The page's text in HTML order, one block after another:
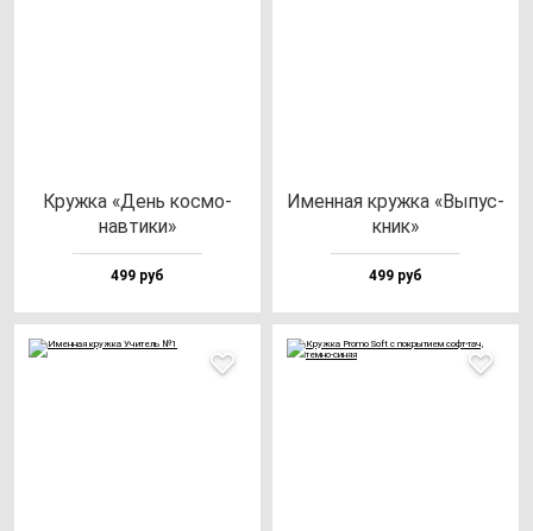
Круж­ка «День кос­мо­
нав­ти­ки»
499 руб
Имен­ная круж­ка «Выпус­
кник»
499 руб